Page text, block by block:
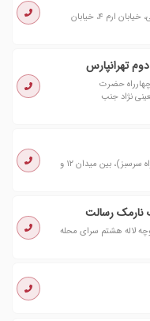
پاسداران، بعد از گلستان پنجم، خیابان اختیاریه جنوبی، خیابان ارم ۴، خیابان
تهرانپارس
حضرت
خ شهیدمعینی نژاد جنب
بزرگراه رسالت، بعد از چهارراه دردشت(به سمت چهارراه سرسبز)، بین میدان ١٢ و
نارمک رسالت
لاله هشتم سراى محله